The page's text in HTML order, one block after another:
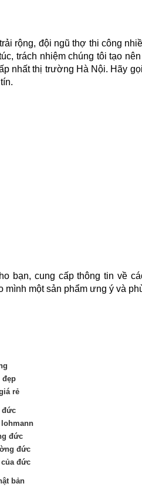
rộng, đội ngũ thợ thi công
trách nhiệm chúng tôi tạo
nhất thị trường Hà Nội. Hãy
bạn, cung cấp thông tin về
mình một sản phẩm ưng ý và
đẹp
rẻ
đức
đức
đức
đức
bản